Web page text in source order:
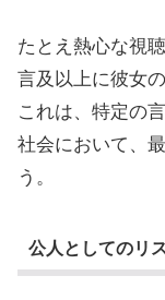
たとえ熱心な視
言及以上に彼女
これは、特定の
社会において、
う。
公人としてのリ